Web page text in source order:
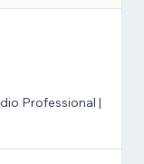
Professional |